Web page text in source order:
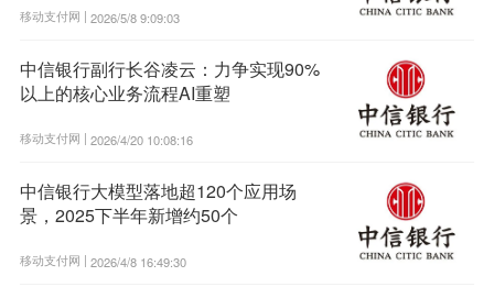
移动支付网 | 2026/5/8 9:09:03
中信银行副行长谷凌云：力争实现90%
以上的核心业务流程AI重塑
移动支付网 | 2026/4/20 10:08:16
中信银行大模型落地超120个应用场
景，2025下半年新增约50个
移动支付网 | 2026/4/8 16:49:30